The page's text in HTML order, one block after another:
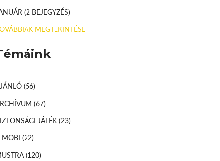
(2 BEJEGYZÉS)
MEGTEKINTÉSE
(56)
(67)
JÁTÉK (23)
MOBI (22)
(120)